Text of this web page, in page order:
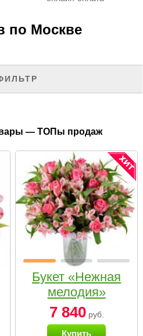
по Москве
— ТОПы продаж
Букет «Нежная
мелодия»
7 840руб.
Купить